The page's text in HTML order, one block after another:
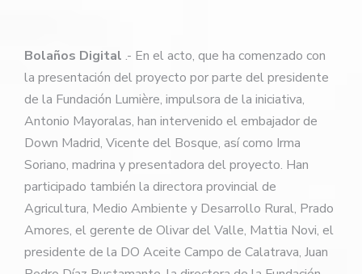
Bolaños Digital .- En el acto, que ha comenzado con
la presentación del proyecto por parte del presidente
de la Fundación Lumière, impulsora de la iniciativa,
Antonio Mayoralas, han intervenido el embajador de
Down Madrid, Vicente del Bosque, así como Irma
Soriano, madrina y presentadora del proyecto. Han
participado también la directora provincial de
Agricultura, Medio Ambiente y Desarrollo Rural, Prado
Amores, el gerente de Olivar del Valle, Mattia Novi, el
presidente de la DO Aceite Campo de Calatrava, Juan